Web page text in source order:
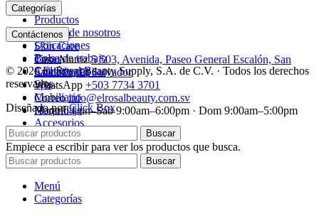
Inicio
Productos
Acerca de nosotros
Ubicaciones
Bolsa de trabajo
Contáctenos
Categorías
Acrílico
Skin Care
Tintes
Cuidado capilar
Spa
Mobiliario
Maquillaje
Accesorios
Contáctenos
Casa Matriz 5 503, Avenida, Paseo General Escalón, San
Salvador, El Salvador
WhatsApp +503 7734 3701
Correo info@elrosalbeauty.com.sv
Horario Lun–Sáb 9:00am–6:00pm · Dom 9:00am–5:00pm
© 2026 El Rosal Beauty Supply, S.A. de C.V. · Todos los derechos
reservados.
Diseñado porClick Box
Buscar
Empiece a escribir para ver los productos que busca.
Buscar
Menú
Categorías